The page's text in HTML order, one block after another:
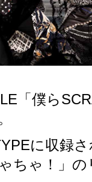
「僕ら
に収録
ちゃ！」